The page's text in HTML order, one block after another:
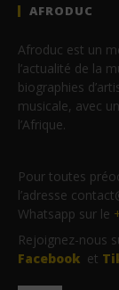
AFRODUC
Afroduc est un
l’actualité de la
biographies
musicale, avec
l’Afrique.
Pour toutes
l’adresse
Whatsapp sur le
Rejoignez-nous
Facebook et